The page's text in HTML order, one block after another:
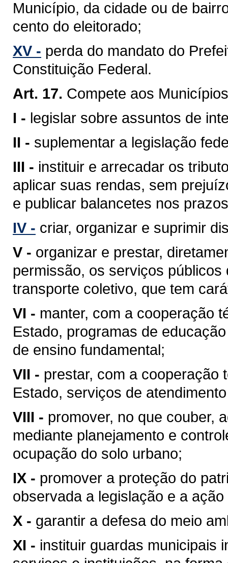
Município, da cidade ou de
cento do eleitorado;
XV - perda do mandato do
Constituição Federal.
Art. 17. Compete aos
I - legislar sobre assuntos de
II - suplementar a legislação
III - instituir e arrecadar os
aplicar suas rendas, sem
e publicar balancetes nos
IV - criar, organizar e suprimir
V - organizar e prestar,
permissão, os serviços
transporte coletivo, que tem
VI - manter, com a cooperação
Estado, programas de
de ensino fundamental;
VII - prestar, com a cooperação
Estado, serviços de
VIII - promover, no que couber,
mediante planejamento e
ocupação do solo urbano;
IX - promover a proteção do
observada a legislação e a
X - garantir a defesa do meio
XI - instituir guardas municipais